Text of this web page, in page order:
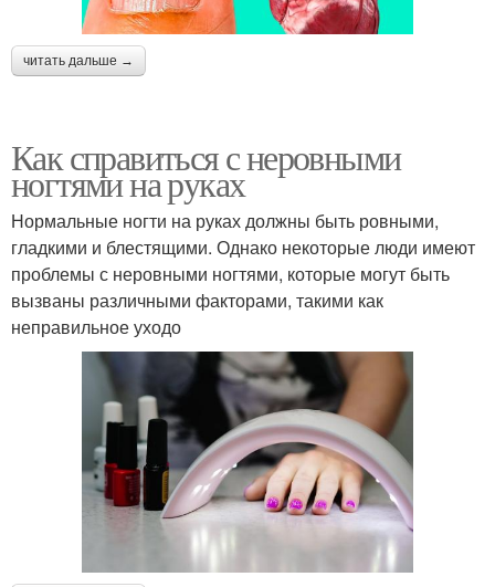
читать дальше →
Как справиться с неровными
ногтями на руках
Нормальные ногти на руках должны быть ровными,
гладкими и блестящими. Однако некоторые люди имеют
проблемы с неровными ногтями, которые могут быть
вызваны различными факторами, такими как
неправильное уходо